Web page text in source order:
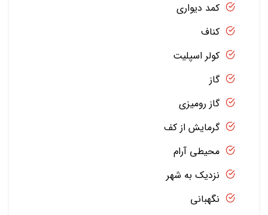
کمد دیواری
کناف
کولر اسپلیت
گاز
گاز رومیزی
گرمایش از کف
محیطی آرام
نزدیک به شهر
نگهبانی